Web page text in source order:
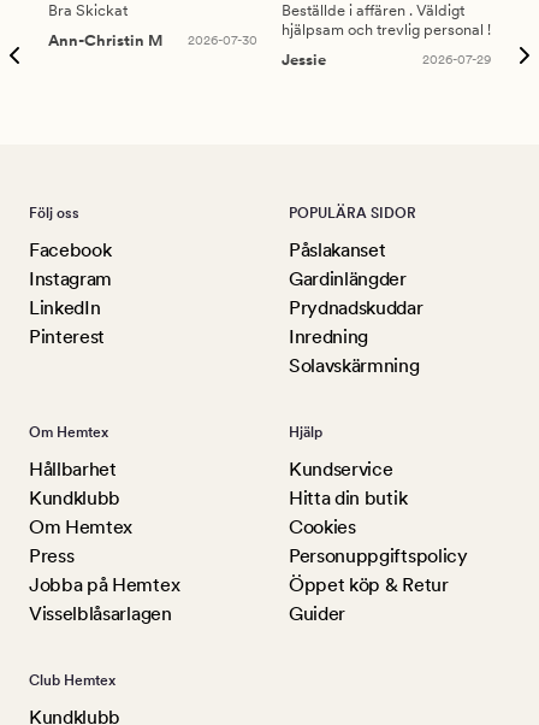
Bra Skickat
Ann-Christin M
2026-07-30
Beställde i affären . Väldigt
hjälpsam och trevlig personal !
Jessie
2026-07-29
Följ oss
Facebook
Instagram
LinkedIn
Pinterest
POPULÄRA SIDOR
Påslakanset
Gardinlängder
Prydnadskuddar
Inredning
Solavskärmning
Om Hemtex
Hållbarhet
Kundklubb
Om Hemtex
Press
Jobba på Hemtex
Visselblåsarlagen
Hjälp
Kundservice
Hitta din butik
Cookies
Personuppgiftspolicy
Öppet köp & Retur
Guider
Club Hemtex
Kundklubb